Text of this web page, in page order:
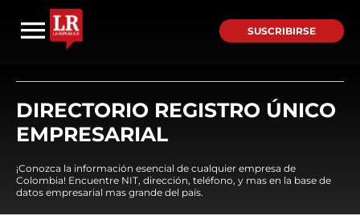
SUSCRIBIRSE
DIRECTORIO REGISTRO ÚNICO
EMPRESARIAL
¡Conozca la información esencial de cualquier empresa de
Colombia! Encuentre NIT, dirección, teléfono, y mas en la base de
datos empresarial mas grande del país.